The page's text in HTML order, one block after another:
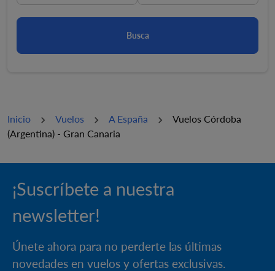
Busca
Inicio Vuelos A España
Vuelos Córdoba
(Argentina) - Gran Canaria
¡Suscríbete a nuestra
newsletter!
Únete ahora para no perderte las últimas
novedades en vuelos y ofertas exclusivas.